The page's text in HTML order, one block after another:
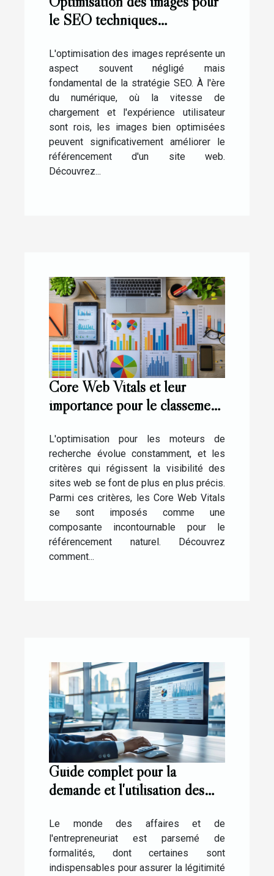
le SEO techniques
L'optimisation des images représente un
aspect souvent négligé mais
fondamental de la stratégie SEO. À l'ère
du numérique, où la vitesse de
chargement et l'expérience utilisateur
sont rois, les images bien optimisées
peuvent significativement améliorer le
référencement d'un site web.
Découvrez...
Core Web Vitals et leur
importance pour le classement
L'optimisation pour les moteurs de
recherche évolue constamment, et les
critères qui régissent la visibilité des
sites web se font de plus en plus précis.
Parmi ces critères, les Core Web Vitals
se sont imposés comme une
composante incontournable pour le
référencement naturel. Découvrez
comment...
Guide complet pour la
demande et l'utilisation des
Le monde des affaires et de
l'entrepreneuriat est parsemé de
formalités, dont certaines sont
indispensables pour assurer la légitimité